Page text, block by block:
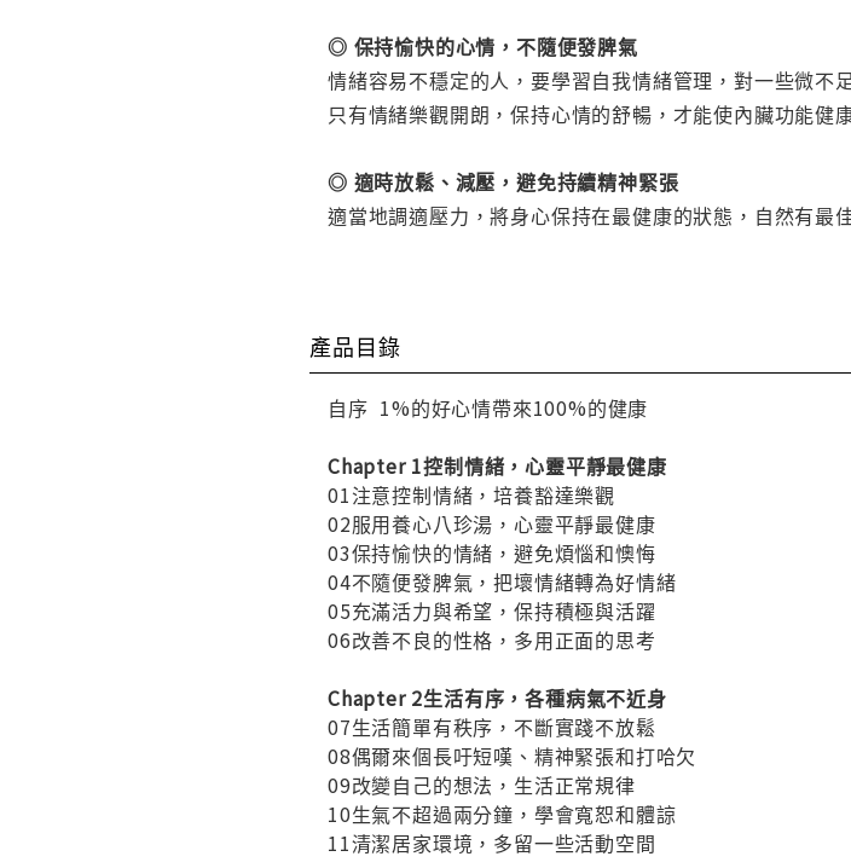
◎ 保持愉快的心情，不隨便發脾氣
情緒容易不穩定的人，要學習自我情緒管理，對一些微不
只有情緒樂觀開朗，保持心情的舒暢，才能使內臟功能健
◎ 適時放鬆、減壓，避免持續精神緊張
適當地調適壓力，將身心保持在最健康的狀態，自然有最
產品目錄
自序 1%的好心情帶來100%的健康
Chapter 1控制情緒，心靈平靜最健康
01注意控制情緒，培養豁達樂觀
02服用養心八珍湯，心靈平靜最健康
03保持愉快的情緒，避免煩惱和懊悔
04不隨便發脾氣，把壞情緒轉為好情緒
05充滿活力與希望，保持積極與活躍
06改善不良的性格，多用正面的思考
Chapter 2生活有序，各種病氣不近身
07生活簡單有秩序，不斷實踐不放鬆
08偶爾來個長吁短嘆、精神緊張和打哈欠
09改變自己的想法，生活正常規律
10生氣不超過兩分鐘，學會寬恕和體諒
11清潔居家環境，多留一些活動空間